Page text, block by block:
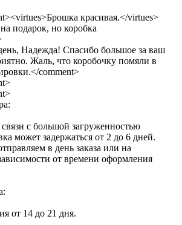
красивая.</virtues>
подарок, но коробка
Надежда! Спасибо большое за ваш
Жаль, что коробочку помяли в
comment>
с большой загруженностью
может задержаться от 2 до 6 дней.
в день заказа или на
от времени оформления
от 14 до 21 дня.